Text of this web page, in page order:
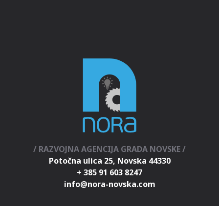
/ RAZVOJNA AGENCIJA GRADA NOVSKE /
Potočna ulica 25, Novska 44330
+ 385 91 603 8247